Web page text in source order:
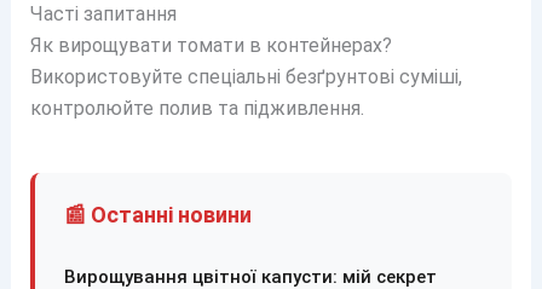
Часті запитання
Як вирощувати томати в контейнерах?
Використовуйте спеціальні безґрунтові суміші,
контролюйте полив та підживлення.
📰 Останні новини
Вирощування цвітної капусти: мій секрет